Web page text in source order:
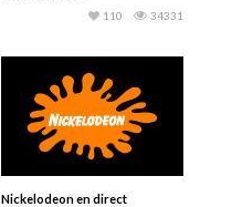
34331
110
Nickelodeon en direct